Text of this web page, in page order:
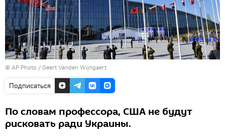
© AP Photo / Geert Vanden Wijngaert
Подписаться
По словам профессора, США не будут
рисковать ради Украины.